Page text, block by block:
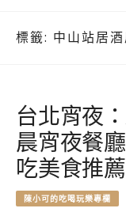
標籤: 中山站居
台北宵夜
晨宵夜餐
吃美食推薦
陳小可的吃喝玩樂專欄